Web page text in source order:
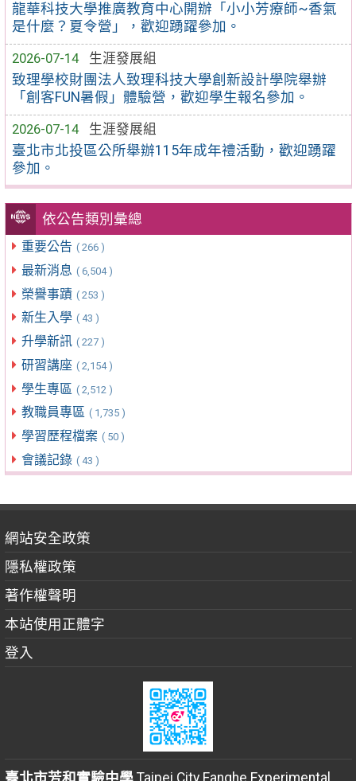
龍華科技大學推廣教育中心開辦「小小芳療師~香氣
是什麼？夏令營」，歡迎踴躍參加。
2026-07-14
生涯發展組
致理學校財團法人致理科技大學創新設計學院舉辦
「創客FUN暑假」體驗營，歡迎學生報名參加。
2026-07-14
生涯發展組
臺北市北投區公所舉辦115年成年禮活動，歡迎踴躍
參加。
依公告類別彙總
重要公告 ( 266 )
最新消息 ( 6,504 )
榮譽事蹟 ( 253 )
新生入學 ( 43 )
升學新訊 ( 227 )
研習講座 ( 2,154 )
學生專區 ( 2,512 )
教職員專區 ( 1,735 )
學習歷程檔案 ( 50 )
會議記錄 ( 43 )
網站安全政策
隱私權政策
著作權聲明
本站使用正體字
登入
臺北市芳和實驗中學Taipei City Fanghe Experimental